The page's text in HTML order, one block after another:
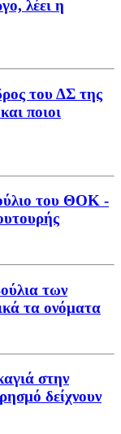
λέει η
του ΔΣ της
ποιοι
του ΘΟΚ -
των
τα ονόματα
στην
δείχνουν